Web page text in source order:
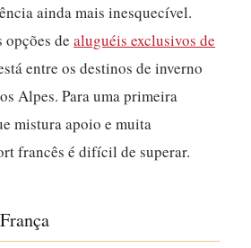
ainda mais inesquecível.
opções dealuguéis exclusivos de
entre os destinos de inverno
Alpes. Para uma primeira
mistura apoio e muita
francês é difícil de superar.